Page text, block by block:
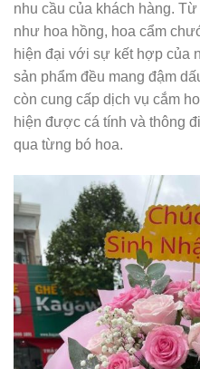
nhu cầu của khách hàng.
như hoa hồng, hoa cẩm
hiện đại với sự kết hợp của
sản phẩm đều mang đậm
còn cung cấp dịch vụ cắm
hiện được cá tính và thông
qua từng bó hoa.